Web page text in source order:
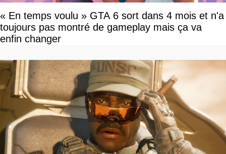
« En temps voulu » GTA 6 sort dans 4 mois et n'a
toujours pas montré de gameplay mais ça va
enfin changer